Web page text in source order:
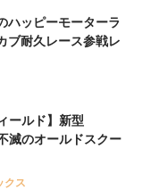
ハッピーモーターラ
耐久レース参戦レ
ールド】新型
滅のオールドスクー
クス